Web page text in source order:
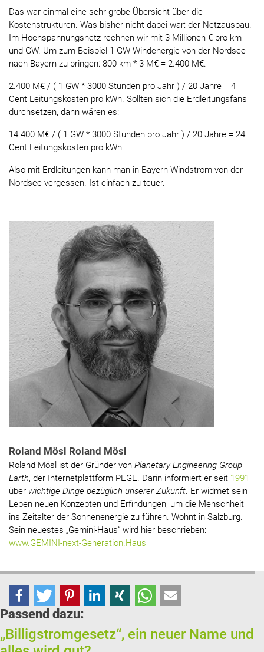
Das war einmal eine sehr grobe Übersicht über die
Kostenstrukturen. Was bisher nicht dabei war: der Netzausbau.
Im Hochspannungsnetz rechnen wir mit 3 Millionen € pro km
und GW. Um zum Beispiel 1 GW Windenergie von der Nordsee
nach Bayern zu bringen: 800 km * 3 M€ = 2.400 M€.
2.400 M€ / ( 1 GW * 3000 Stunden pro Jahr ) / 20 Jahre = 4
Cent Leitungskosten pro kWh. Sollten sich die Erdleitungsfans
durchsetzen, dann wären es:
14.400 M€ / ( 1 GW * 3000 Stunden pro Jahr ) / 20 Jahre = 24
Cent Leitungskosten pro kWh.
Also mit Erdleitungen kann man in Bayern Windstrom von der
Nordsee vergessen. Ist einfach zu teuer.
Roland Mösl Roland Mösl
Roland Mösl ist der Gründer von Planetary Engineering Group
Earth, der Internetplattform PEGE. Darin informiert er seit 1991
über wichtige Dinge bezüglich unserer Zukunft. Er widmet sein
Leben neuen Konzepten und Erfindungen, um die Menschheit
ins Zeitalter der Sonnenenergie zu führen. Wohnt in Salzburg.
Sein neuestes „Gemini-Haus“ wird hier beschrieben:
www.GEMINI-next-Generation.Haus
Passend dazu:
„Billigstromgesetz“, ein neuer Name und